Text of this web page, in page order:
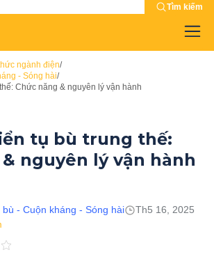
Tìm kiếm
ngành điện/
- Sóng hài/
Chức năng & nguyên lý vận hành
tụ bù trung thế:
nguyên lý vận hành
- Cuộn kháng - Sóng hài
Th5 16, 2025